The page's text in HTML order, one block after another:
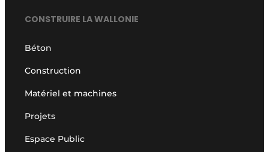
CONSTRUIRE LA WALLONIE
Béton
Construction
Matériel et machines
Projets
Espace Public